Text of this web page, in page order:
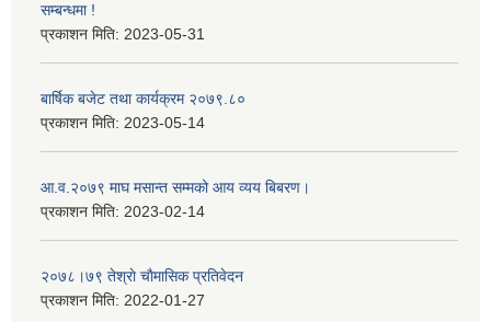
सम्बन्धमा !
प्रकाशन मिति: 2023-05-31
बार्षिक बजेट तथा कार्यक्रम २०७९.८०
प्रकाशन मिति: 2023-05-14
आ.व.२०७९ माघ मसान्त सम्मको आय व्यय बिबरण।
प्रकाशन मिति: 2023-02-14
२०७८।७९ तेश्राे चाैमासिक प्रतिवेदन
प्रकाशन मिति: 2022-01-27